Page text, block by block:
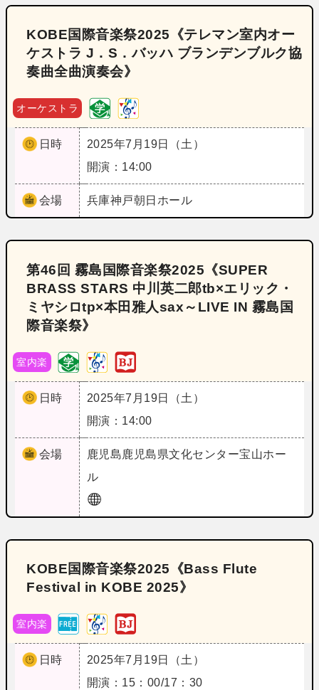
KOBE国際音楽祭2025《テレマン室内オー
ケストラ J．S．バッハ ブランデンブルク協
奏曲全曲演奏会》
オーケストラ
日時
2025年7月19日（土）
開演：14:00
会場 兵庫神戸朝日ホール
第46回 霧島国際音楽祭2025《SUPER
BRASS STARS 中川英二郎tb×エリック・
ミヤシロtp×本田雅人sax～LIVE IN 霧島国
際音楽祭》
室内楽
日時
2025年7月19日（土）
開演：14:00
会場 鹿児島鹿児島県文化センター宝山ホー
ル
KOBE国際音楽祭2025《Bass Flute
Festival in KOBE 2025》
室内楽
日時
2025年7月19日（土）
開演：15：00/17：30